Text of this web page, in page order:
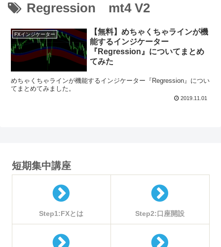
Regression mt4 V2
FXインジケーター
【無料】めちゃくちゃラインが機
能するインジケーター
『Regression』についてまとめ
てみた
めちゃくちゃラインが機能するインジケーター『Regression』につい
てまとめてみました。
2019.11.01
短期集中講座
Step1:FXとは Step2:口座開設